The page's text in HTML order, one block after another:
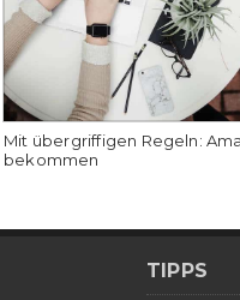
Mit übergriffigen Regeln:
bekommen
TIPPS